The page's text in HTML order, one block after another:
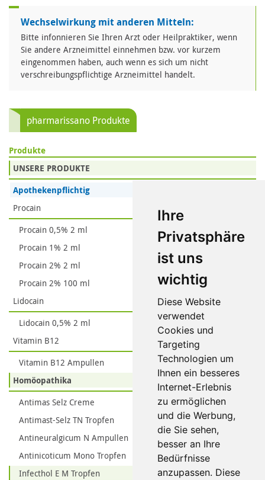
Ihre
Privatsphäre
ist uns
wichtig
Diese Website
verwendet
Cookies und
Targeting
Technologien um
Ihnen ein besseres
Internet-Erlebnis
zu ermöglichen
und die Werbung,
die Sie sehen,
besser an Ihre
Bedürfnisse
anzupassen. Diese
Wechselwirkung mit anderen Mitteln:
Bitte infonnieren Sie Ihren Arzt oder Heilpraktiker, wenn
Sie andere Arzneimittel einnehmen bzw. vor kurzem
eingenommen haben, auch wenn es sich um nicht
verschreibungspflichtige Arzneimittel handelt.
pharmarissano Produkte
Produkte
UNSERE PRODUKTE
Apothekenpflichtig
Procain
Procain 0,5% 2 ml
Procain 1% 2 ml
Procain 2% 2 ml
Procain 2% 100 ml
Lidocain
Lidocain 0,5% 2 ml
Vitamin B12
Vitamin B12 Ampullen
Homöopathika
Antimas Selz Creme
Antimast-Selz TN Tropfen
Antineuralgicum N Ampullen
Antinicoticum Mono Tropfen
Infecthol E M Tropfen